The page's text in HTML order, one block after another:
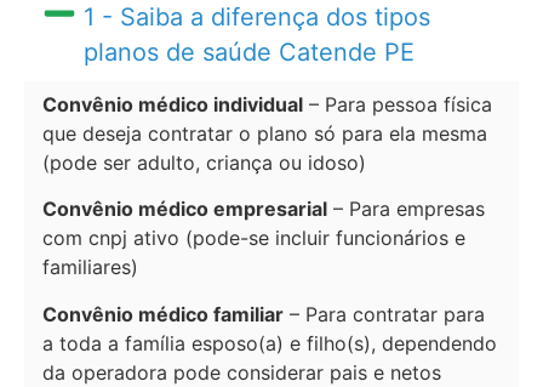
1 - Saiba a diferença dos tipos
planos de saúde Catende PE
Convênio médico individual – Para pessoa física
que deseja contratar o plano só para ela mesma
(pode ser adulto, criança ou idoso)
Convênio médico empresarial – Para empresas
com cnpj ativo (pode-se incluir funcionários e
familiares)
Convênio médico familiar – Para contratar para
a toda a família esposo(a) e filho(s), dependendo
da operadora pode considerar pais e netos